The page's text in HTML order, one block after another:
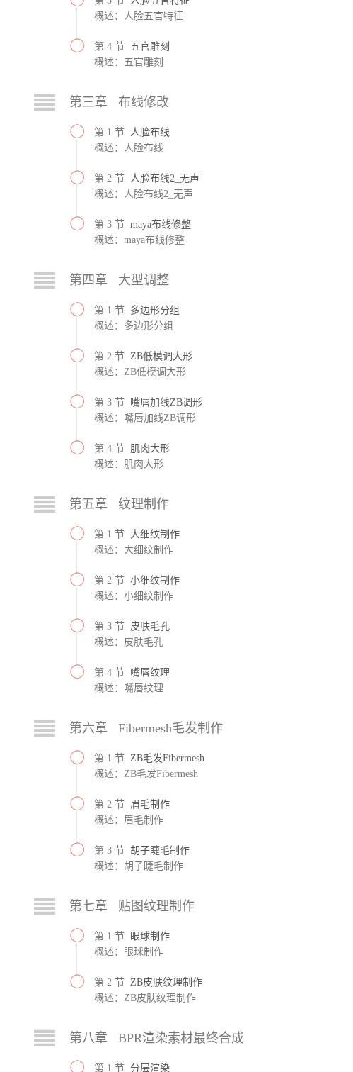
概述：人脸五官特征
第 4 节 五官雕刻
概述：五官雕刻
第三章 布线修改
第 1 节
人脸布线
概述：人脸布线
第 2 节
人脸布线2_无声
概述：人脸布线2_无声
第 3 节 maya布线修整
概述：maya布线修整
第四章 大型调整
第 1 节 多边形分组
概述：多边形分组
第 2 节 ZB低模调大形
概述：ZB低模调大形
第 3 节 嘴唇加线ZB调形
概述：嘴唇加线ZB调形
第 4 节 肌肉大形
概述：肌肉大形
第五章 纹理制作
第 1 节 大细纹制作
概述：大细纹制作
第 2 节 小细纹制作
概述：小细纹制作
第 3 节 皮肤毛孔
概述：皮肤毛孔
第 4 节 嘴唇纹理
概述：嘴唇纹理
第六章 Fibermesh毛发制作
第 1 节 ZB毛发Fibermesh
概述：ZB毛发Fibermesh
第 2 节 眉毛制作
概述：眉毛制作
第 3 节 胡子睫毛制作
概述：胡子睫毛制作
第七章 贴图纹理制作
第 1 节
眼球制作
概述：眼球制作
第 2 节 ZB皮肤纹理制作
概述：ZB皮肤纹理制作
第八章 BPR渲染素材最终合成
第 1 节 分层渲染